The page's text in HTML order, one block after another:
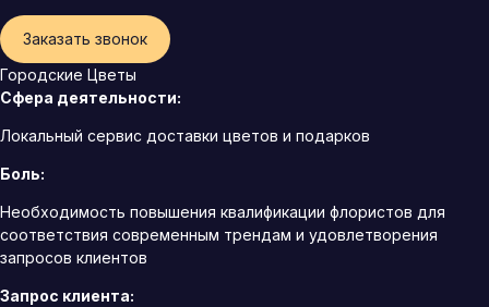
Заказать звонок
Городские Цветы
Сфера деятельности:
Локальный сервис доставки цветов и подарков
Боль:
Необходимость повышения квалификации флористов для
соответствия современным трендам и удовлетворения
запросов клиентов
Запрос клиента: